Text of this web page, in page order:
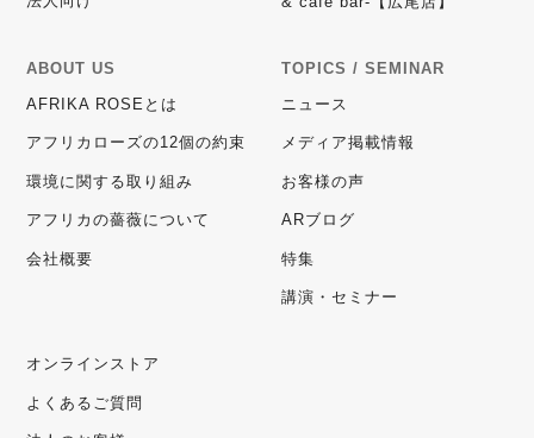
ABOUT US
AFRIKA ROSEとは
アフリカローズの12個の約束
環境に関する取り組み
アフリカの薔薇について
会社概要
TOPICS / SEMINAR
ニュース
メディア掲載情報
お客様の声
ARブログ
特集
講演・セミナー
オンラインストア
よくあるご質問